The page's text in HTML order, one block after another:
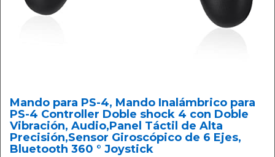
Mando para PS-4, Mando Inalámbrico para
PS-4 Controller Doble shock 4 con Doble
Vibración, Audio,Panel Táctil de Alta
Precisión,Sensor Giroscópico de 6 Ejes,
Bluetooth 360 ​​° Joystick